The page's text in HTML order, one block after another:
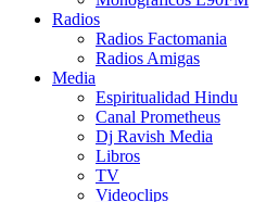
Radios
Radios Factomania
Radios Amigas
Media
Espiritualidad Hindu
Canal Prometheus
Dj Ravish Media
Libros
TV
Videoclips